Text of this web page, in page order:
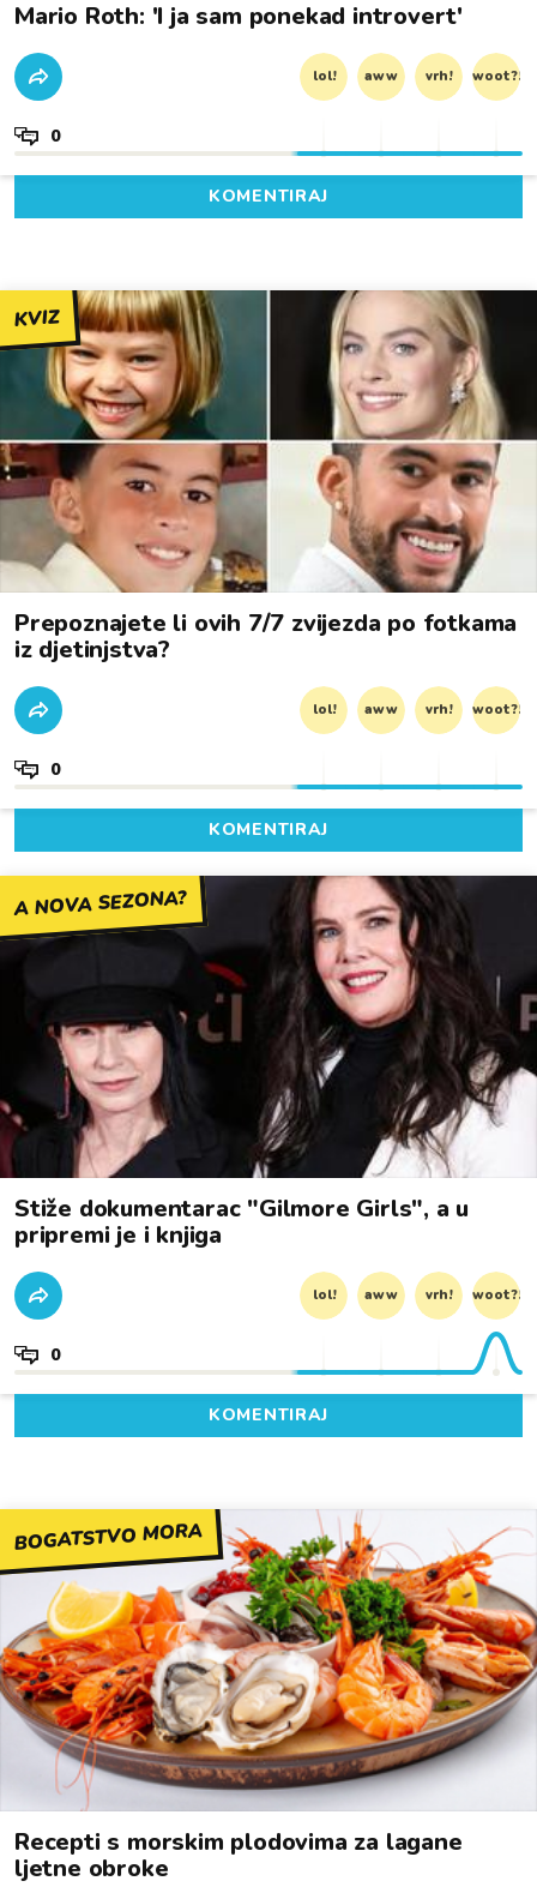
Mario Roth: 'I ja sam ponekad introvert'
lol! aww vrh! woot?!
0
KOMENTIRAJ
KVIZ
Prepoznajete li ovih 7/7 zvijezda po fotkama
iz djetinjstva?
lol! aww vrh! woot?!
0
KOMENTIRAJ
A NOVA SEZONA?
Stiže dokumentarac "Gilmore Girls", a u
pripremi je i knjiga
lol! aww vrh! woot?!
0
KOMENTIRAJ
BOGATSTVO MORA
Recepti s morskim plodovima za lagane
ljetne obroke